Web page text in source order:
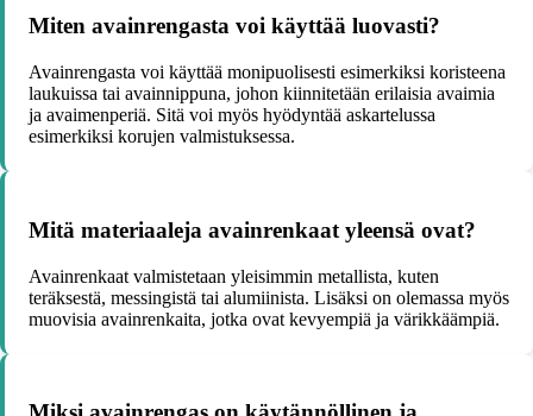
Miten avainrengasta voi käyttää luovasti?
Avainrengasta voi käyttää monipuolisesti esimerkiksi koristeena
laukuissa tai avainnippuna, johon kiinnitetään erilaisia avaimia
ja avaimenperiä. Sitä voi myös hyödyntää askartelussa
esimerkiksi korujen valmistuksessa.
Mitä materiaaleja avainrenkaat yleensä ovat?
Avainrenkaat valmistetaan yleisimmin metallista, kuten
teräksestä, messingistä tai alumiinista. Lisäksi on olemassa myös
muovisia avainrenkaita, jotka ovat kevyempiä ja värikkäämpiä.